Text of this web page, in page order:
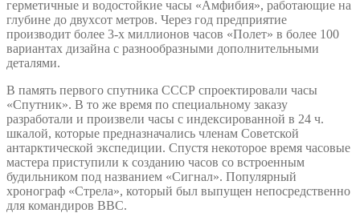
герметичные и водостойкие часы «Амфибия», работающие на
глубине до двухсот метров. Через год предприятие
производит более 3-х миллионов часов «Полет» в более 100
вариантах дизайна с разнообразными дополнительными
деталями.
В память первого спутника СССР спроектировали часы
«Спутник». В то же время по специальному заказу
разработали и произвели часы с индексированной в 24 ч.
шкалой, которые предназначались членам Советской
антарктической экспедиции. Спустя некоторое время часовые
мастера приступили к созданию часов со встроенным
будильником под названием «Сигнал». Популярный
хронограф «Стрела», который был выпущен непосредственно
для командиров ВВС.